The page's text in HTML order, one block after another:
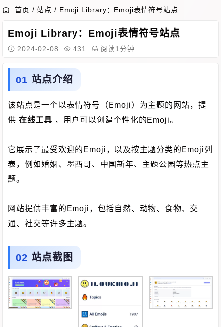
首页 / 站点 / Emoji Library：Emoji表情符号站点
Emoji Library：Emoji表情符号站点
2024-02-08 431 阅读1分钟
站点介绍
该站点是一个以表情符号（Emoji）为主题的网站，提
供 在线工具 ，用户可以创建个性化的Emoji。
它展示了最受欢迎的Emoji，以及按主题分类的Emoji列
表，例如婚姻、墨西哥、中国新年、主题公园等热点主
题。
网站提供丰富的Emoji，包括自然、动物、食物、交
通、社交等许多主题。
站点截图